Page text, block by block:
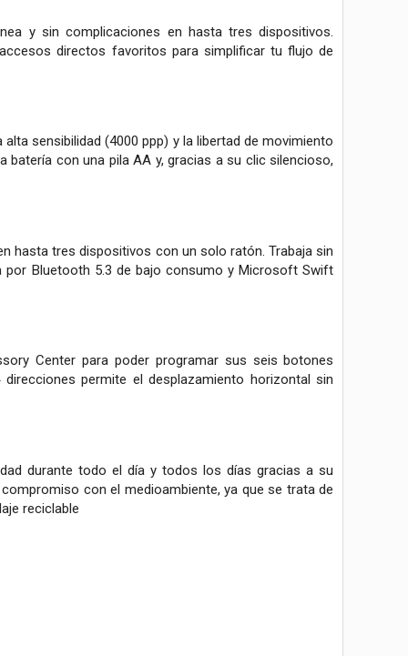
y sin complicaciones en hasta tres dispositivos.
directos favoritos para simplificar tu flujo de
sensibilidad (4000 ppp) y la libertad de movimiento
con una pila AA y, gracias a su clic silencioso,
hasta tres dispositivos con un solo ratón. Trabaja sin
por Bluetooth 5.3 de bajo consumo y Microsoft Swift
Center para poder programar sus seis botones
permite el desplazamiento horizontal sin
durante todo el día y todos los días gracias a su
con el medioambiente, ya que se trata de
reciclable